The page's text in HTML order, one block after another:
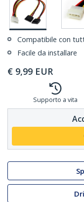
Compatibile con
Facile da installare
€ 9,99 EUR
Supporto a vita